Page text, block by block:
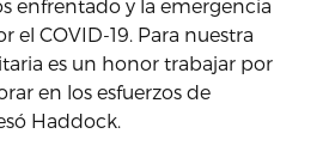
enfrentado y la emergencia
el COVID-19. Para nuestra
es un honor trabajar por
en los esfuerzos de
Haddock.